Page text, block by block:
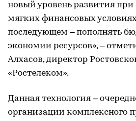
новый уровень развития при
мягких финансовых
последующем – пополнять
экономии ресурсов», –
Алхасов, директор
«Ростелеком».
Данная технология –
организации комплексного